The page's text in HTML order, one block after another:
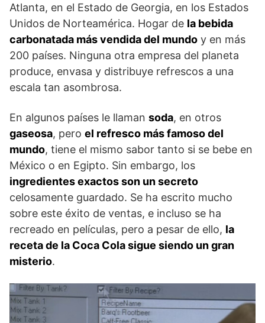
Atlanta, en el Estado de Georgia, en los Estados
Unidos de Norteamérica. Hogar de la bebida
carbonatada más vendida del mundo y en más
200 países. Ninguna otra empresa del planeta
produce, envasa y distribuye refrescos a una
escala tan asombrosa.
En algunos países le llaman soda, en otros
gaseosa, pero el refresco más famoso del
mundo, tiene el mismo sabor tanto si se bebe en
México o en Egipto. Sin embargo, los
ingredientes exactos son un secreto
celosamente guardado. Se ha escrito mucho
sobre este éxito de ventas, e incluso se ha
recreado en películas, pero a pesar de ello, la
receta de la Coca Cola sigue siendo un gran
misterio.